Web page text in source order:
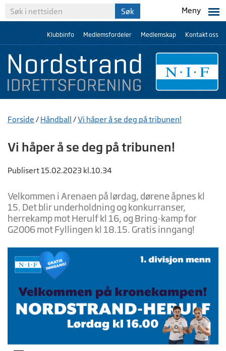
Meny
Klubbinfo Medlemsfordeler Medlemskap Kontakt oss
Forside / Håndball /Vi håper å se deg på tribunen!
Vi håper å se deg på tribunen!
Publisert 15.02.2023 kl.10.34
Velkommen i Arenaen på lørdag, dørene åpnes kl
15. Det blir underholdning og konkurranser,
herrekamp mot Herulf kl 16, og Bring-kamp for
G2006 mot Fyllingen kl 18.15. Gratis inngang!